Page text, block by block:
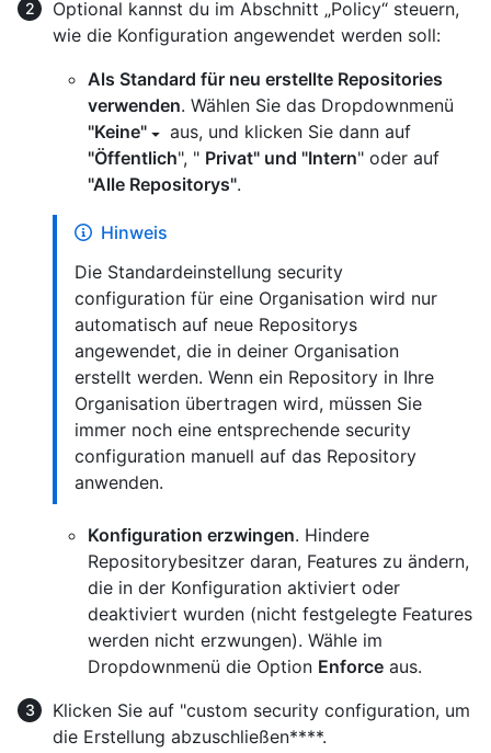
Optional kannst du im Abschnitt „Policy“ steuern,
wie die Konfiguration angewendet werden soll:
Als Standard für neu erstellte Repositories
verwenden. Wählen Sie das Dropdownmenü
"Keine"
aus, und klicken Sie dann auf
"Öffentlich", " Privat" und "Intern" oder auf
"Alle Repositorys".
Hinweis
Die Standardeinstellung security
configuration für eine Organisation wird nur
automatisch auf neue Repositorys
angewendet, die in deiner Organisation
erstellt werden. Wenn ein Repository in Ihre
Organisation übertragen wird, müssen Sie
immer noch eine entsprechende security
configuration manuell auf das Repository
anwenden.
Konfiguration erzwingen. Hindere
Repositorybesitzer daran, Features zu ändern,
die in der Konfiguration aktiviert oder
deaktiviert wurden (nicht festgelegte Features
werden nicht erzwungen). Wähle im
Dropdownmenü die Option Enforce aus.
Klicken Sie auf "custom security configuration, um
die Erstellung abzuschließen****.